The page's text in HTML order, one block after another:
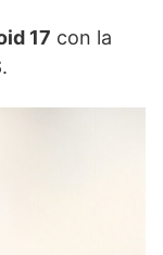
17 con la
.